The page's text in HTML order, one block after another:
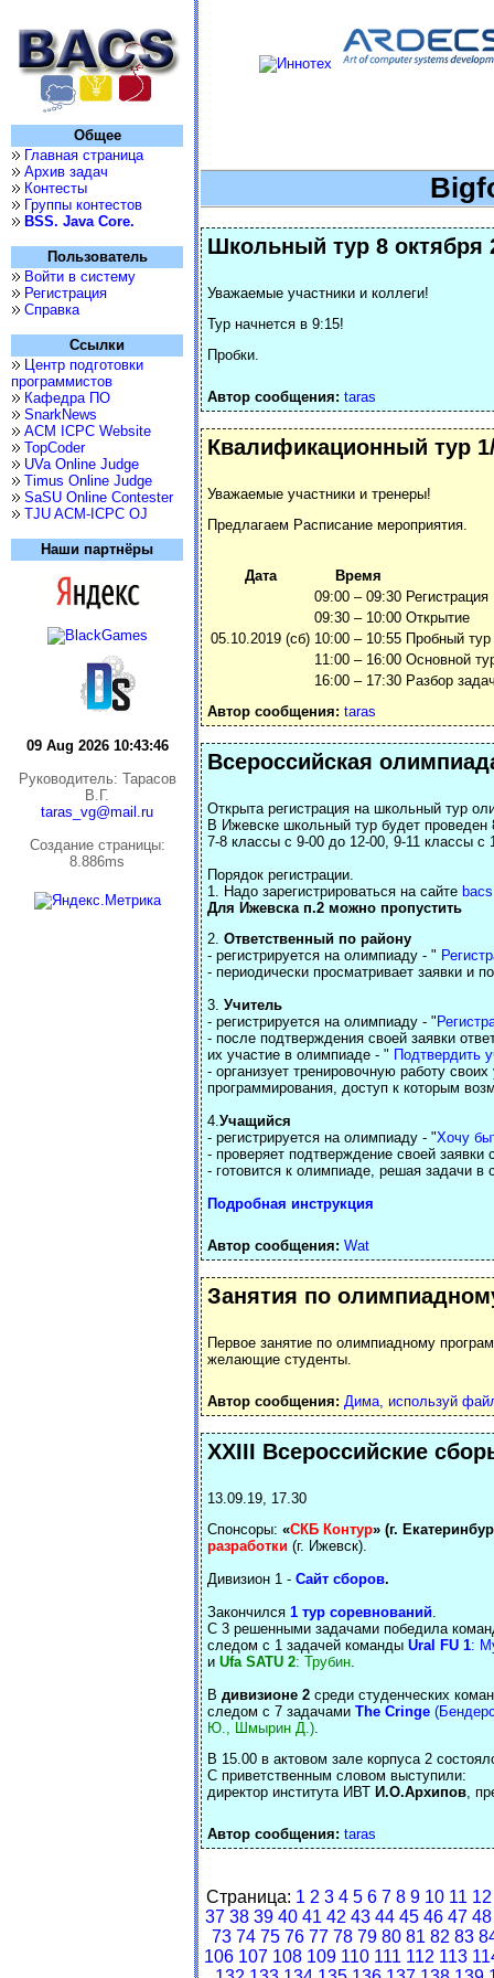
Общее
Главная страница
Архив задач
Контесты
Группы контестов
BSS. Java Core.
Пользователь
Войти в систему
Регистрация
Справка
Ссылки
Центр подготовки
программистов
Кафедра ПО
SnarkNews
ACM ICPC Website
TopCoder
UVa Online Judge
Timus Online Judge
SaSU Online Contester
TJU ACM-ICPC OJ
Наши партнёры
09 Aug 2026 10:43:47
Руководитель: Тарасов
В.Г.
taras_vg@mail.ru
Cоздание страницы:
8.886ms
Школьный тур 8 октября
Уважаемые участники и коллеги!
Тур начнется в 9:15!
Пробки.
Автор сообщения: taras
Квалификационный тур
Уважаемые участники и тренеры!
Предлагаем Расписание мероприятия.
Дата Время
05.10.2019 (сб)
09:00 – 09:30 Регистрация
09:30 – 10:00 Открытие
10:00 – 10:55 Пробный тур
11:00 – 16:00 Основной
16:00 – 17:30 Разбор
Автор сообщения: taras
Всероссийская
Открыта регистрация на школьный тур
В Ижевске школьный тур будет проведен
7-8 классы с 9-00 до 12-00, 9-11 классы с
Порядок регистрации.
1. Надо зарегистрироваться на сайте
Для Ижевска п.2 можно пропустить
2. Ответственный по району
- регистрируется на олимпиаду - "
- периодически просматривает заявки и
3. Учитель
- регистрируется на олимпиаду - "
- после подтверждения своей заявки
их участие в олимпиаде - " Подтвердить
- организует тренировочную работу
программирования, доступ к которым
4.Учащийся
- регистрируется на олимпиаду - "Хочу
- проверяет подтверждение своей заявки
- готовится к олимпиаде, решая задачи в
Подробная инструкция
Автор сообщения: Wat
Занятия по
Первое занятие по олимпиадному
желающие студенты.
Автор сообщения: Дима, используй
XXIII Всероссийские
13.09.19, 17.30
Спонсоры: «СКБ Контур» (г.
разработки (г. Ижевск).
Дивизион 1 - Сайт сборов.
Закончился 1 тур соревнований.
С 3 решенными задачами победила
следом с 1 задачей команды Ural FU 1:
и Ufa SATU 2: Трубин.
В дивизионе 2 среди студенческих
следом с 7 задачами The Cringe
Ю., Шмырин Д.).
В 15.00 в актовом зале корпуса 2
С приветственным словом выступили:
директор института ИВТ И.О.Архипов,
Автор сообщения: taras
Страница: 1 2 3 4 5 6 7 8 9 10 11 12
37 38 39 40 41 42 43 44 45 46 47 48
73 74 75 76 77 78 79 80 81 82 83
106 107 108 109 110 111 112 113